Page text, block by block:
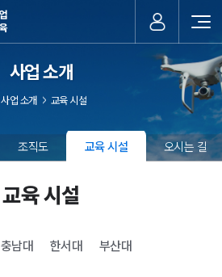
사업 소개
사업 소개 교육 시설
조직도 교육 시설 오시는 길
교육 시설
충남대 한서대 부산대